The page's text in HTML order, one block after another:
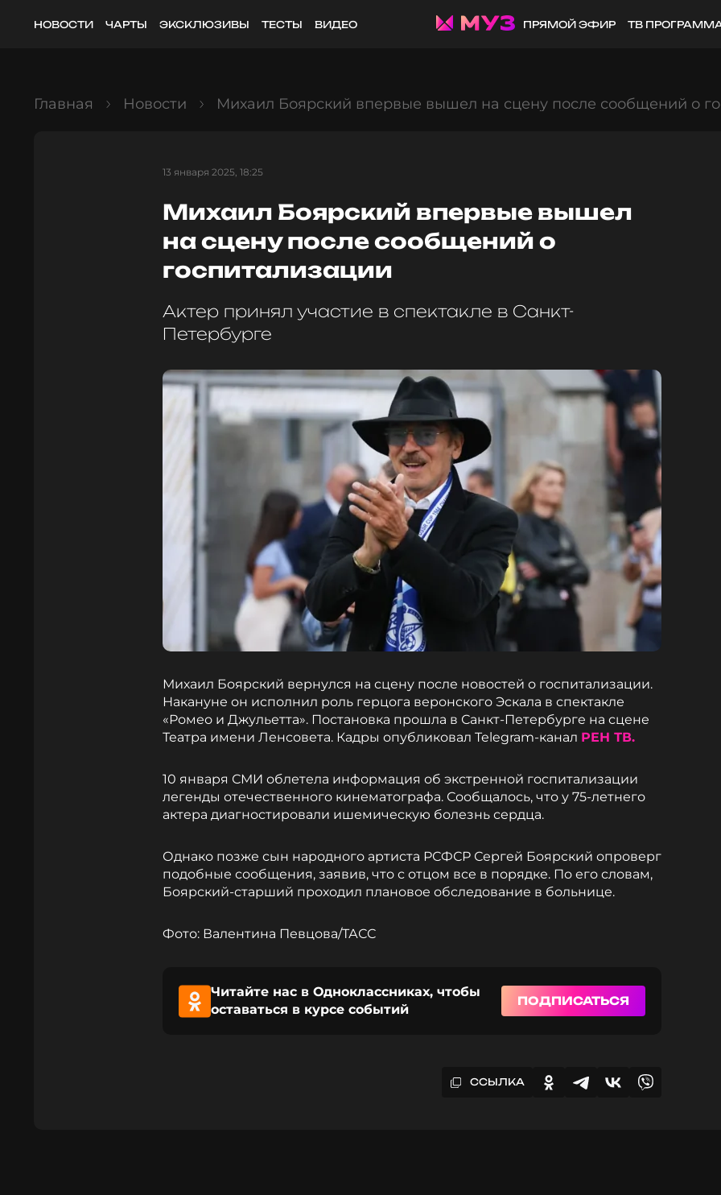
НОВОСТИ ЧАРТЫ ЭКСКЛЮЗИВЫ ТЕСТЫ ВИДЕО ПРЯМОЙ ЭФИР ТВ
Главная Новости Михаил Боярский впервые вышел на сцену после сообщений о
13 января 2025, 18:25
Михаил Боярский впервые вышел
на сцену после сообщений о
госпитализации
Актер принял участие в спектакле в Санкт-
Петербурге
Михаил Боярский вернулся на сцену после новостей о госпитализации.
Накануне он исполнил роль герцога веронского Эскала в спектакле
«Ромео и Джульетта». Постановка прошла в Санкт-Петербурге на сцене
Театра имени Ленсовета. Кадры опубликовал Telegram-канал РЕН ТВ.
10 января СМИ облетела информация об экстренной госпитализации
легенды отечественного кинематографа. Сообщалось, что у 75-летнего
актера диагностировали ишемическую болезнь сердца.
Однако позже сын народного артиста РСФСР Сергей Боярский опроверг
подобные сообщения, заявив, что с отцом все в порядке. По его словам,
Боярский-старший проходил плановое обследование в больнице.
Фото: Валентина Певцова/ТАСС
Читайте нас в Одноклассниках, чтобы
оставаться в курсе событий
ПОДПИСАТЬСЯ
ССЫЛКА